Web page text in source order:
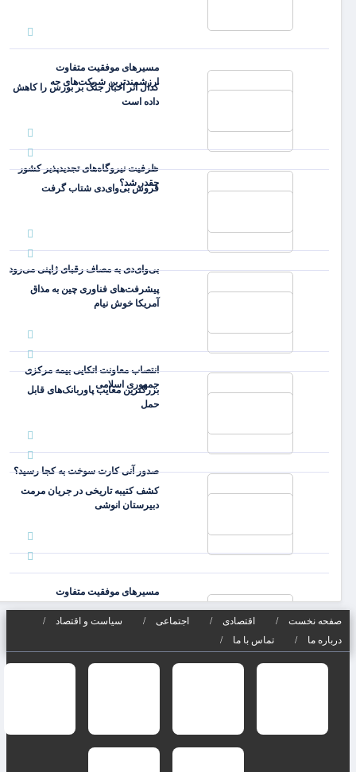
مسیرهای موفقیت متفاوت
ارزشمندترین شرکت‌های جه
ظرفیت نیروگاه‌های تجدیدپذیر کشور
چقدر شد؟
بی‌وای‌دی به مصاف رقبای ژاپنی می‌رود
انتصاب معاونت اتکایی بیمه مرکزی
جمهوری اسلامی
صدور آنی کارت سوخت به کجا رسید؟
کدال اثر اخبار جنگ بر بورس را کاهش
داده است
فروش بی‌وای‌دی شتاب گرفت
پیشرفت‌های فناوری چین به مذاق
آمریکا خوش نیام
بزرگترین معایب پاوربانک‌های قابل
حمل
کشف کتیبه تاریخی در جریان مرمت
دبیرستان انوشی
مسیرهای موفقیت متفاوت
صفحه نخست اقتصادی اجتماعی
سیاست و اقتصاد
درباره ما
تماس با ما